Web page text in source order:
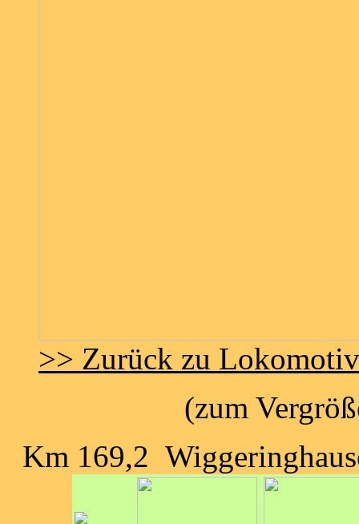
>> Zurück zu
(zum
Km 169,2